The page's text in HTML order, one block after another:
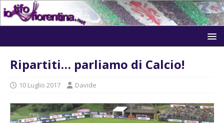
Ripartiti… parliamo di Calcio!
10 Luglio 2017 Davide